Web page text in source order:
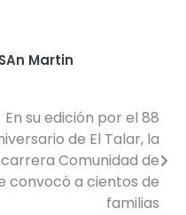
SAn Martin
En su edición por el 88
de El Talar, la
carrera Comunidad de
convocó a cientos de
familias